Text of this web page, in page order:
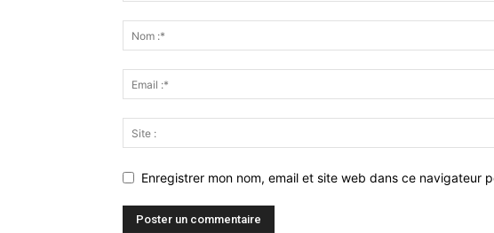
Enregistrer mon nom, email et site web dans ce navigateur